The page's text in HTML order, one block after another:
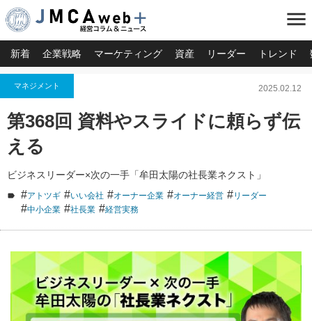
menu
新着 企業戦略 マーケティング 資産 リーダー トレンド
マネジメント 2025.02.12
第368回 資料やスライドに頼らず伝
える
ビジネスリーダー×次の一手「牟田太陽の社長業ネクスト」
#アトツギ #いい会社 #オーナー企業 #オーナー経営 #リーダー
#中小企業 #社長業 #経営実務